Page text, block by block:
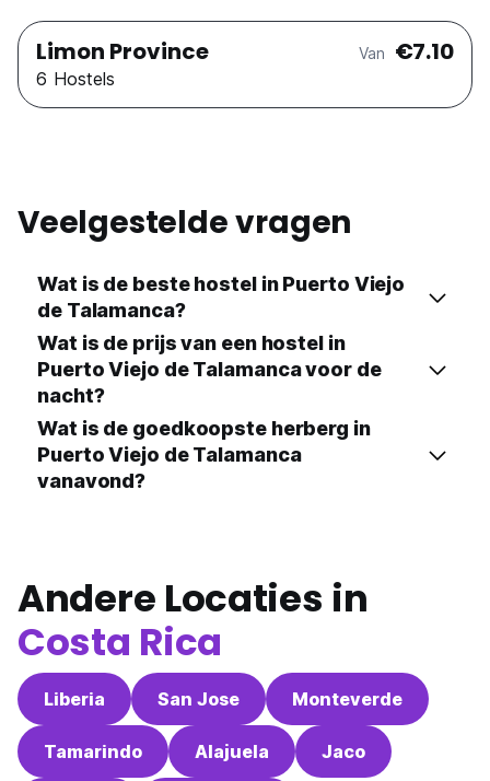
Limon Province Van €7.10
6 Hostels
Veelgestelde vragen
Wat is de beste hostel in Puerto Viejo
de Talamanca?
Wat is de prijs van een hostel in
Puerto Viejo de Talamanca voor de
nacht?
Wat is de goedkoopste herberg in
Puerto Viejo de Talamanca
vanavond?
Andere Locaties in
Costa Rica
Liberia San Jose Monteverde
Tamarindo Alajuela Jaco